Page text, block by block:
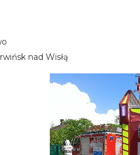
nad Wisłą